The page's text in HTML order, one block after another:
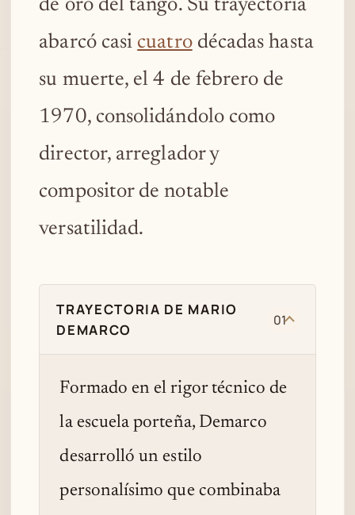
de oro del tango. Su trayectoria
abarcó casi cuatrodécadas hasta
su muerte, el 4 de febrero de
1970, consolidándolo como
director, arreglador y
compositor de notable
versatilidad.
TRAYECTORIA DE MARIO
DEMARCO
01
Formado en el rigor técnico de
la escuela porteña, Demarco
desarrolló un estilo
personalísimo que combinaba